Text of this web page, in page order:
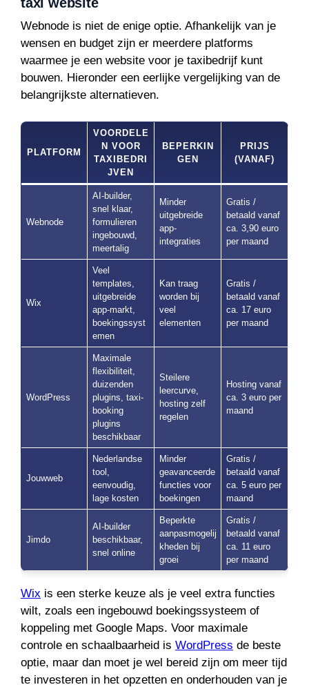
Webnode is niet de enige optie. Afhankelijk van je
wensen en budget zijn er meerdere platforms
waarmee je een website voor je taxibedrijf kunt
bouwen. Hieronder een eerlijke vergelijking van de
belangrijkste alternatieven.
PLATFORM
VOORDELE
N VOOR
TAXIBEDRI
JVEN
BEPERKIN
GEN
PRIJS
(VANAF)
Webnode
AI-builder,
snel klaar,
formulieren
ingebouwd,
meertalig
Minder
uitgebreide
app-
integraties
Gratis /
betaald vanaf
ca. 3,90 euro
per maand
Wix
Veel
templates,
uitgebreide
app-markt,
boekingssyst
emen
Kan traag
worden bij
veel
elementen
Gratis /
betaald vanaf
ca. 17 euro
per maand
WordPress
Maximale
flexibiliteit,
duizenden
plugins, taxi-
booking
plugins
beschikbaar
Steilere
leercurve,
hosting zelf
regelen
Hosting vanaf
ca. 3 euro per
maand
Jouwweb
Nederlandse
tool,
eenvoudig,
lage kosten
Minder
geavanceerde
functies voor
boekingen
Gratis /
betaald vanaf
ca. 5 euro per
maand
Jimdo
AI-builder
beschikbaar,
snel online
Beperkte
aanpasmogelij
kheden bij
groei
Gratis /
betaald vanaf
ca. 11 euro
per maand
Wix is een sterke keuze als je veel extra functies
wilt, zoals een ingebouwd boekingssysteem of
koppeling met Google Maps. Voor maximale
controle en schaalbaarheid is WordPress de beste
optie, maar dan moet je wel bereid zijn om meer tijd
te investeren in het opzetten en onderhouden van je